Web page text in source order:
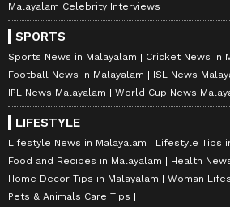
Malayalam Celebrity Interviews
SPORTS
Sports News in Malayalam
Cricket News in
Football News in Malayalam
ISL News
IPL News Malayalam
World Cup News
LIFESTYLE
Lifestyle News in Malayalam
Lifestyle Tips
Food and Recipes in Malayalam
Health
Home Decor Tips in Malayalam
Woman
Pets & Animals Care Tips